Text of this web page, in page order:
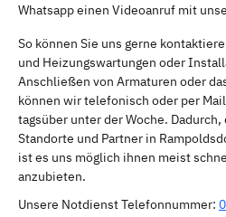
Whatsapp einen Videoanruf mit
So können Sie uns gerne
und Heizungswartungen oder
Anschließen von Armaturen oder
können wir telefonisch oder per
tagsüber unter der Woche.
Standorte und Partner in
ist es uns möglich ihnen meist
anzubieten.
Unsere Notdienst Telefonnummer: